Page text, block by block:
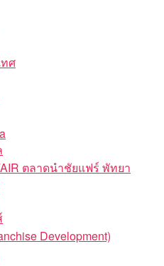
ศ
ตลาดนำชัยแฟร์ พัทยา
Development)